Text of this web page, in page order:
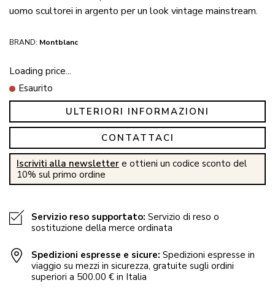
uomo scultorei in argento per un look vintage mainstream.
BRAND: Montblanc
Loading price...
Esaurito
ULTERIORI INFORMAZIONI
CONTATTACI
Iscriviti alla newsletter e ottieni un codice sconto del
10% sul primo ordine
Servizio reso supportato: Servizio di reso o
sostituzione della merce ordinata
Spedizioni espresse e sicure: Spedizioni espresse in
viaggio su mezzi in sicurezza, gratuite sugli ordini
superiori a 500.00 € in Italia